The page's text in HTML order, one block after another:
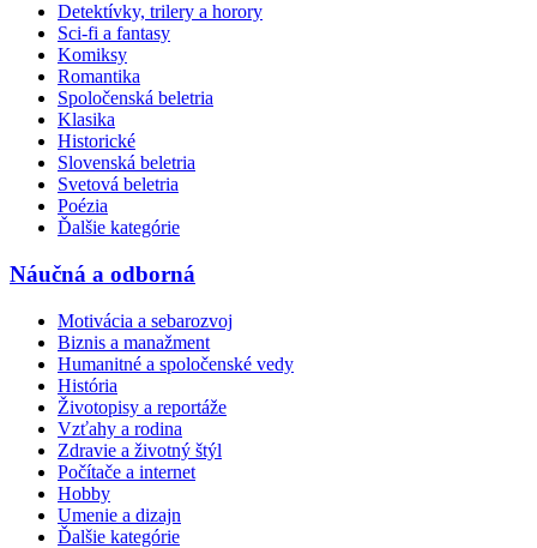
Detektívky, trilery a horory
Sci-fi a fantasy
Komiksy
Romantika
Spoločenská beletria
Klasika
Historické
Slovenská beletria
Svetová beletria
Poézia
Ďalšie kategórie
Náučná a odborná
Motivácia a sebarozvoj
Biznis a manažment
Humanitné a spoločenské vedy
História
Životopisy a reportáže
Vzťahy a rodina
Zdravie a životný štýl
Počítače a internet
Hobby
Umenie a dizajn
Ďalšie kategórie